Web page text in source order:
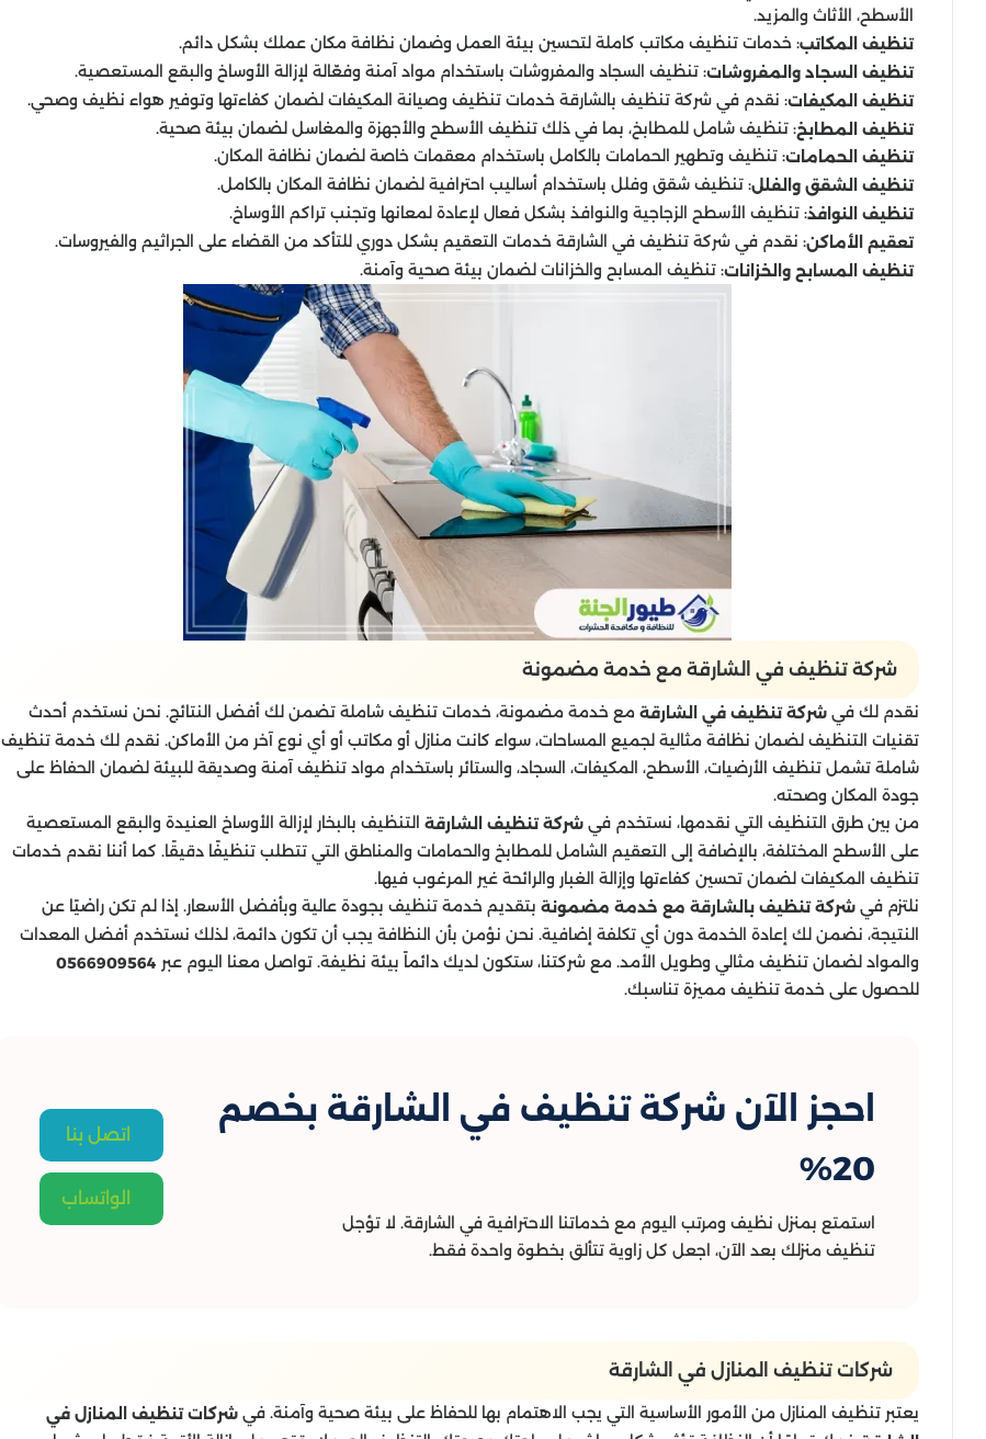
الأسطح، الأثاث والمزيد.
تنظيف المكاتب: خدمات تنظيف مكاتب كاملة لتحسين بيئة العمل وضمان نظافة مكان عملك بشكل دائم.
تنظيف السجاد والمفروشات: تنظيف السجاد والمفروشات باستخدام مواد آمنة وفعّالة لإزالة الأوساخ والبقع المستعصية.
تنظيف المكيفات: نقدم في شركة تنظيف بالشارقة خدمات تنظيف وصيانة المكيفات لضمان كفاءتها وتوفير هواء نظيف وصحي.
تنظيف المطابخ: تنظيف شامل للمطابخ، بما في ذلك تنظيف الأسطح والأجهزة والمغاسل لضمان بيئة صحية.
تنظيف الحمامات: تنظيف وتطهير الحمامات بالكامل باستخدام معقمات خاصة لضمان نظافة المكان.
تنظيف الشقق والفلل: تنظيف شقق وفلل باستخدام أساليب احترافية لضمان نظافة المكان بالكامل.
تنظيف النوافذ: تنظيف الأسطح الزجاجية والنوافذ بشكل فعال لإعادة لمعانها وتجنب تراكم الأوساخ.
تعقيم الأماكن: نقدم في شركة تنظيف في الشارقة خدمات التعقيم بشكل دوري للتأكد من القضاء على الجراثيم والفيروسات.
تنظيف المسابح والخزانات: تنظيف المسابح والخزانات لضمان بيئة صحية وآمنة.
شركة تنظيف​ في الشارقة مع خدمة مضمونة
نقدم لك في شركة تنظيف في الشارقة مع خدمة مضمونة، خدمات تنظيف شاملة تضمن لك أفضل النتائج. نحن نستخدم أحدث
تقنيات التنظيف لضمان نظافة مثالية لجميع المساحات، سواء كانت منازل أو مكاتب أو أي نوع آخر من الأماكن. نقدم لك خدمة تنظيف
شاملة تشمل تنظيف الأرضيات، الأسطح، المكيفات، السجاد، والستائر باستخدام مواد تنظيف آمنة وصديقة للبيئة لضمان الحفاظ على
جودة المكان وصحته.
من بين طرق التنظيف التي نقدمها، نستخدم في شركة تنظيف الشارقة التنظيف بالبخار لإزالة الأوساخ العنيدة والبقع المستعصية
على الأسطح المختلفة، بالإضافة إلى التعقيم الشامل للمطابخ والحمامات والمناطق التي تتطلب تنظيفًا دقيقًا. كما أننا نقدم خدمات
تنظيف المكيفات لضمان تحسين كفاءتها وإزالة الغبار والرائحة غير المرغوب فيها.
نلتزم في شركة تنظيف بالشارقة مع خدمة مضمونة بتقديم خدمة تنظيف بجودة عالية وبأفضل الأسعار. إذا لم تكن راضيًا عن
النتيجة، نضمن لك إعادة الخدمة دون أي تكلفة إضافية. نحن نؤمن بأن النظافة يجب أن تكون دائمة، لذلك نستخدم أفضل المعدات
والمواد لضمان تنظيف مثالي وطويل الأمد. مع شركتنا، ستكون لديك دائماً بيئة نظيفة. تواصل معنا اليوم عبر 0566909564
للحصول على خدمة تنظيف مميزة تناسبك.
احجز الآن شركة تنظيف في الشارقة بخصم
20%
استمتع بمنزل نظيف ومرتب اليوم مع خدماتنا الاحترافية في الشارقة. لا تؤجل
تنظيف منزلك بعد الآن، اجعل كل زاوية تتألق بخطوة واحدة فقط.
اتصل بنا
الواتساب
شركات تنظيف المنازل في الشارقة
يعتبر تنظيف المنازل من الأمور الأساسية التي يجب الاهتمام بها للحفاظ على بيئة صحية وآمنة. في شركات تنظيف المنازل في